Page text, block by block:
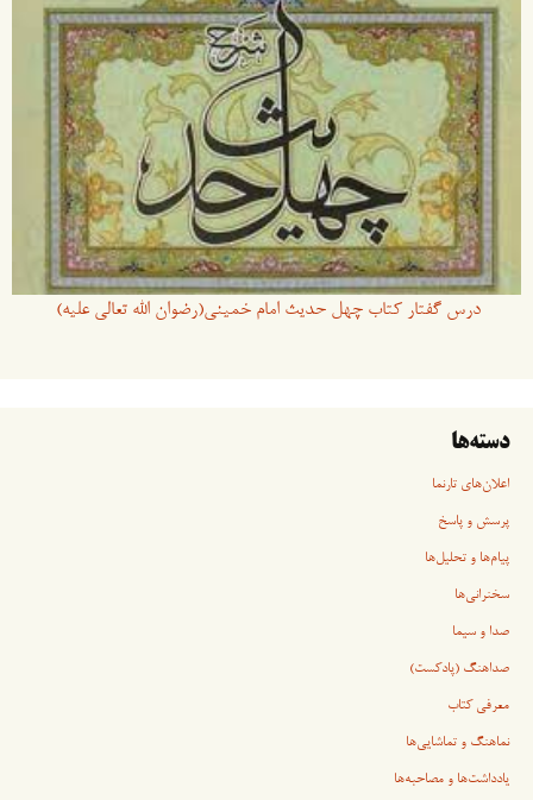
درس گفتار کتاب چهل حدیث امام خمینی(رضوان الله تعالی علیه)
دسته‌ها
اعلان‌های تارنما
پرسش و پاسخ
پیام‌ها و تحلیل‌ها
سخنرانی‏‏‌ها
صدا و سیما
صداهنگ (پادکست)
معرفی کتاب
نماهنگ و تماشایی‌ها
یادداشت‌ها و مصاحبه‌ها